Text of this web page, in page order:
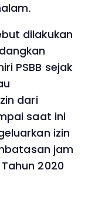
dilakukan
PSBB sejak
dari
saat ini
izin
jam
2020